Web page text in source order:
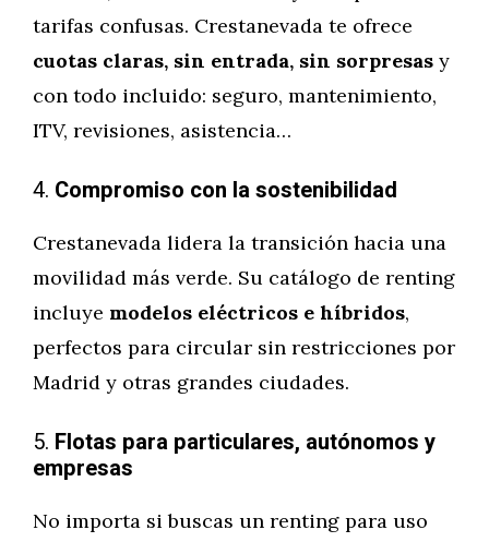
tarifas confusas. Crestanevada te ofrece
cuotas claras, sin entrada, sin sorpresas y
con todo incluido: seguro, mantenimiento,
ITV, revisiones, asistencia…
4. Compromiso con la sostenibilidad
Crestanevada lidera la transición hacia una
movilidad más verde. Su catálogo de renting
incluye modelos eléctricos e híbridos,
perfectos para circular sin restricciones por
Madrid y otras grandes ciudades.
5. Flotas para particulares, autónomos y
empresas
No importa si buscas un renting para uso